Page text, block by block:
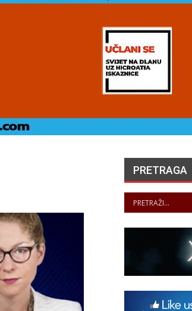
SUICIDES ET
TENTATIVES DE SUICIDE
AU SEIN DES…
PANOPTICUM
ČUVARI LJEPOTE
PRETRAGA